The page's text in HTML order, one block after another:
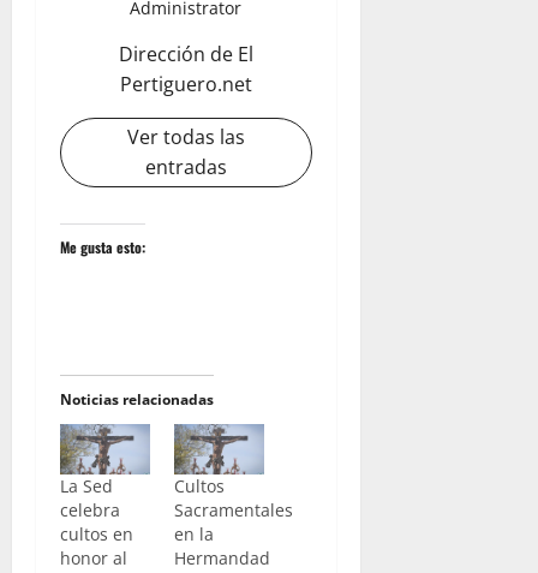
Administrator
Dirección de El
Pertiguero.net
Ver todas las
entradas
Me gusta esto:
Noticias relacionadas
La Sed
celebra
cultos en
honor al
Cultos
Sacramentales
en la
Hermandad